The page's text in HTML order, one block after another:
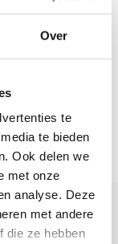
Over
te
te bieden
Ook delen we
met onze
analyse. Deze
met andere
die ze hebben